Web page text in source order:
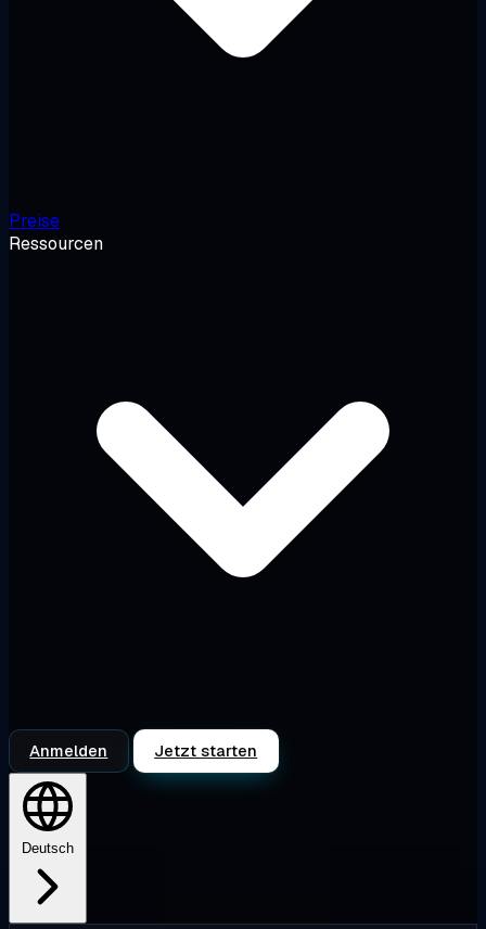
Preise
Ressourcen
Anmelden Jetzt starten
Deutsch